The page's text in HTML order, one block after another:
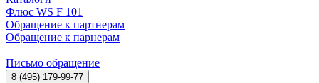
Флюс WS F 101
Обращение к партнерам
Обращение к парнерам
Письмо обращение
8 (495) 179-99-77